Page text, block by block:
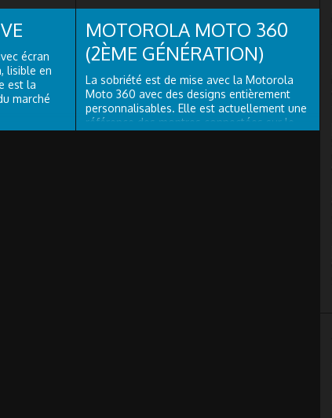
écran
lisible en
est la
marché
MOTOROLA MOTO 360
(2ÈME GÉNÉRATION)
La sobriété est de mise avec la Motorola
Moto 360 avec des designs entièrement
personnalisables. Elle est actuellement une
référence des montres connectées sur le